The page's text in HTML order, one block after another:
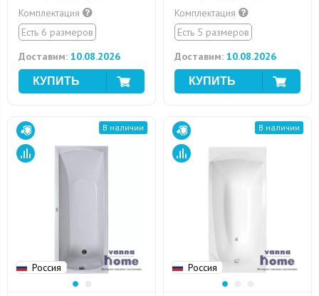
Комплектация
Есть 6 размеров
Доставим: 10.08.2026
Комплектация
Есть 5 размеров
Доставим: 10.08.2026
Россия
В наличии
Россия
В наличии